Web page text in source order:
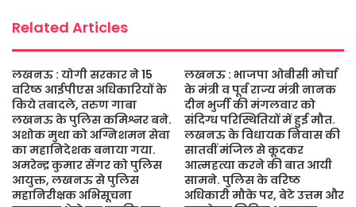
Related Articles
लखनऊ : योगी सरकार ने 15
वरिष्ठ आईपीएस अधिकारियों के
किये तबादले, तरुण गाबा
लखनऊ के पुलिस कमिश्नर बने.
अशोक मुथा को अग्निशमन सेवा
का महानिदेशक बनाया गया.
अमरेन्द्र कुमार सेंगर को पुलिस
आयुक्त, लखनऊ से पुलिस
महानिरीक्षक अभिसूचना
लखनऊ : भाजपा ओबीसी मोर्चा
के मंत्री व पूर्व राज्य मंत्री नानक
दीन भुर्जी की मंगलवार को
संदिग्ध परिस्थितियों में हुई मौत.
लखनऊ के विधायक निवास की
सातवीं मंजिल से कूदकर
आत्महत्या करने की बात आयी
सामने. पुलिस के वरिष्ठ
अधिकारी मौके पर, बेटे उत्तम और